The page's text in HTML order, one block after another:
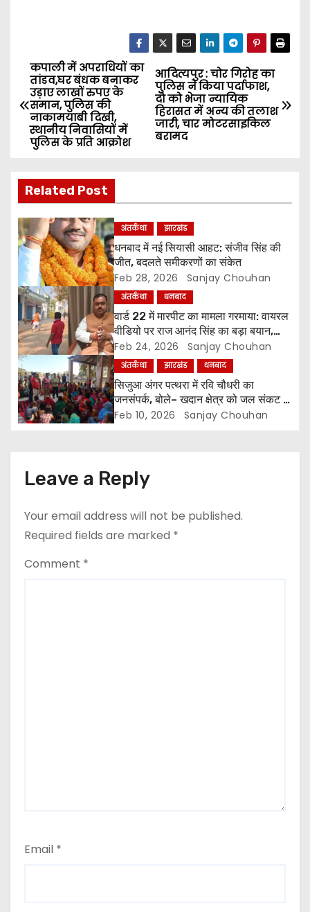
P
o
s
n
a
v
i
g
a
t
i
o
आदित्यपुर : चोर गिरोह का
पुलिस ने किया पर्दाफाश,
दो को भेजा न्यायिक
हिरासत में अन्य की तलाश
जारी, चार मोटरसाइकिल
बरामद
कपाली में अपराधियों का
तांडव,घर बंधक बनाकर
उड़ाए लाखों रुपए के
समान, पुलिस की
नाकामयाबी दिखी,
स्थानीय निवासियों में
पुलिस के प्रति आक्रोश
Related Post
अंतर्कथा झारखंड
धनबाद में नई सियासी आहट: संजीव सिंह की
जीत, बदलते समीकरणों का संकेत
Feb 28, 2026 Sanjay Chouhan
अंतर्कथा धनबाद
वार्ड 22 में मारपीट का मामला गरमाया: वायरल
वीडियो पर राज आनंद सिंह का बड़ा बयान,
अरुण सिंह पर लगाए गंभीर आरोप
Feb 24, 2026 Sanjay Chouhan
अंतर्कथा झारखंड धनबाद
सिजुआ अंगर पत्थरा में रवि चौधरी का
जनसंपर्क, बोले– खदान क्षेत्र को जल संकट से
मुक्त कराना मेरी पहली प्राथमिकता
Feb 10, 2026 Sanjay Chouhan
Leave a Reply
Your email address will not be published.
Required fields are marked *
Comment *
Email *